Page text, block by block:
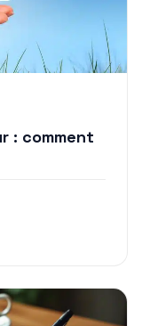
: comment